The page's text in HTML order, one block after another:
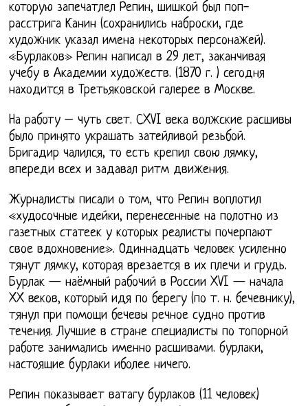
которую запечатлел Репин, шишкой был поп-
расстрига Канин (сохранились наброски, где
художник указал имена некоторых персонажей).
«Бурлаков» Репин написал в 29 лет, заканчивая
учебу в Академии художеств. (1870 г. ) сегодня
находится в Третьяковской галерее в Москве.
На работу – чуть свет. СXVI века волжские расшивы
было принято украшать затейливой резьбой.
Бригадир чалился, то есть крепил свою лямку,
впереди всех и задавал ритм движения.
Журналисты писали о том, что Репин воплотил
«худосочные идейки, перенесенные на полотно из
газетных статеек у которых реалисты почерпают
свое вдохновение». Одиннадцать человек усиленно
тянут лямку, которая врезается в их плечи и грудь.
Бурлак — наёмный рабочий в России XVI — начала
XX веков, который идя по берегу (по т. н. бечевнику),
тянул при помощи бечевы речное судно против
течения. Лучшие в стране специалисты по топорной
работе занимались именно расшивами. бурлаки,
настоящие бурлаки иболее ничего.
Репин показывает ватагу бурлаков (11 человек)